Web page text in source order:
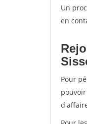
Un
en
Pour